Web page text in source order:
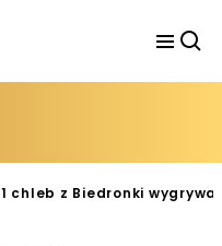
1 chleb z Biedronki